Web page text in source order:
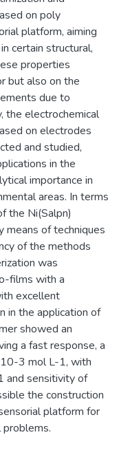
on poly
platform, aiming
certain structural,
properties
but also on the
due to
the electrochemical
on electrodes
and studied,
in the
importance in
areas. In terms
the Ni(Salpn)
means of techniques
of the methods
was
films with a
excellent
in the application of
showed an
a fast response, a
3 mol L-1, with
and sensitivity of
the construction
platform for